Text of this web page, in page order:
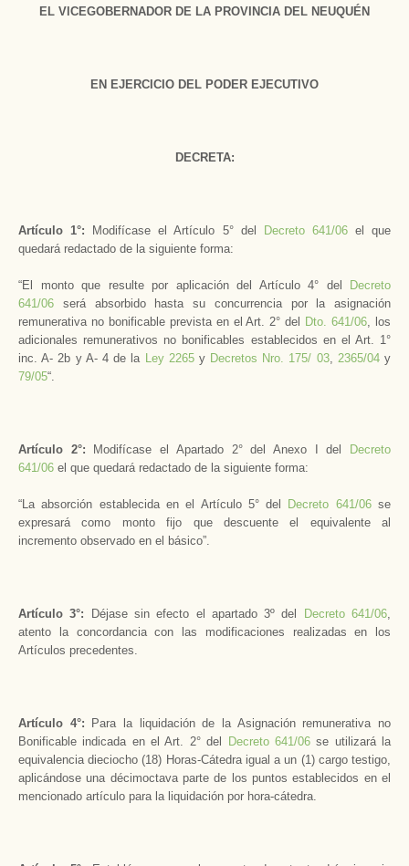
EL VlCEGOBERNADOR DE LA PROVINCIA DEL NEUQUÉN
EN EJERCICIO DEL PODER EJECUTIVO
DECRETA:
Artículo 1°: Modifícase el Artículo 5° del Decreto 641/06el que
quedará redactado de la siguiente forma:
“El monto que resulte por aplicación del Artículo 4° del
Decreto
641/06 será absorbido hasta su concurrencia por la asignación
remunerativa no bonificable prevista en el Art. 2° del
Dto. 641/06, los
adicionales remunerativos no bonificables establecidos en el Art. 1°
inc. A- 2b y A- 4 de la Ley 2265y Decretos Nro. 175/ 03, 2365/04 y
79/05“.
Artículo 2°: Modifícase el Apartado 2° del Anexo I del
Decreto
641/06 el que quedará redactado de la siguiente forma:
“La absorción establecida en el Artículo 5° del Decreto 641/06se
expresará como monto fijo que descuente el equivalente al
incremento observado en el básico”.
Artículo 3°: Déjase sin efecto el apartado 3º del Decreto 641/06,
atento la concordancia con las modificaciones realizadas en los
Artículos precedentes.
Artículo 4°: Para la liquidación de la Asignación remunerativa no
Bonificable indicada en el Art. 2° del
Decreto 641/06se utilizará la
equivalencia dieciocho (18) Horas-Cátedra igual a un (1) cargo testigo,
aplicándose una décimoctava parte de los puntos establecidos en el
mencionado artículo para la liquidación por hora-cátedra.